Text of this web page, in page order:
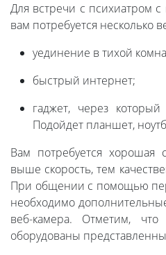
Для встречи с психиатром
вам потребуется несколько
уединение в тихой
быстрый интернет;
гаджет, через
Подойдет планшет,
Вам потребуется хорошая
выше скорость, тем
При общении с помощью
необходимо
веб-камера. Отметим, что
оборудованы